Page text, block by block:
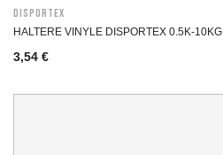
DISPORTEX
HALTERE VINYLE DISPORTEX 0.5K-10KG
3,54 €